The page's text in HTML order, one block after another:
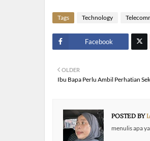
Tags Technology
Facebook
OLDER
Ibu Bapa Perlu Ambil Perhatian
POSTED BY
menulis apa